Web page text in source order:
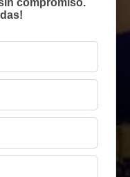
compromiso.